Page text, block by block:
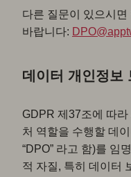
다른 질문이 있으시면
바랍니다:
데이터 개인정보
GDPR 제37조에 따
처 역할을 수행할 데
“DPO” 라고 함)를 임
적 자질, 특히 데이터